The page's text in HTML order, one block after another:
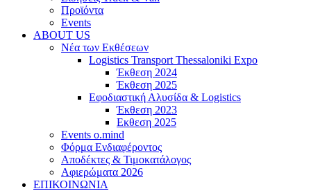
Προϊόντα
Events
ABOUT US
Νέα των Εκθέσεων
Logistics Transport Thessaloniki Expo
Έκθεση 2024
Έκθεση 2025
Εφοδιαστική Αλυσίδα & Logistics
Έκθεση 2023
Εκθεση 2025
Events o.mind
Φόρμα Ενδιαφέροντος
Αποδέκτες & Τιμοκατάλογος
Αφιερώματα 2026
ΕΠΙΚΟΙΝΩΝΙΑ